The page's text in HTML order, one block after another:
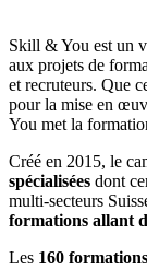
Skill & You est un
aux projets de
et recruteurs. Que
pour la mise en
You met la
Créé en 2015, le
spécialisées dont
multi-secteurs
formations allant
Les 160 formations